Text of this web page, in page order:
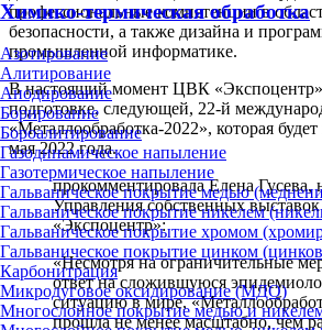
Химико-термическая обработка
Азотирование
Алитирование
Анодирование
Борирование
Бороалитирование
Газодинамическое напыление
Газотермическое напыление
Гальваническое покрытие медью
Гальваническое покрытие никелем
Гальваническое покрытие хромом
Гальваническое покрытие цинком
Карбонитрация
Микродуговое оксидирование (МДО)
Многослойное покрытие медью и
профессиональные компетенции в
безопасности, а также дизайна и
промышленной информатике.
В настоящий момент ЦВК
подготовке, следующей, 22-й
«Металлообработка-2022», которая
мая 2022 года.
прокомментировала Елена Гусева,
Управления собственных
«Экспоцентр»:
«Несмотря на ограничительные
ответ на сложившуюся
ситуацию в мире,
прошла не менее масштабно, чем